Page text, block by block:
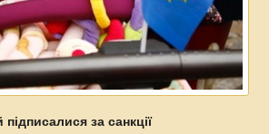
за санкції